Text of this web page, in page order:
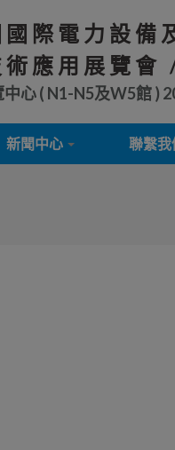
際電力設備
應用展覽會
中心 ( N1-N5及W5館 )
新聞中心 聯繫我